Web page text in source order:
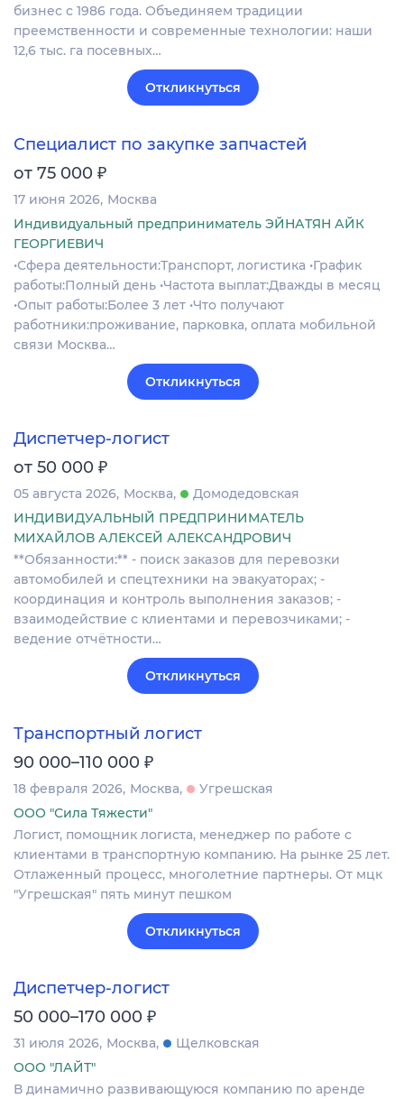
бизнес с 1986 года. Объединяем традиции
преемственности и современные технологии: наши
12,6 тыс. га посевных…
Откликнуться
Специалист по закупке запчастей
от 75 000 ₽
17 июня 2026 Москва
Индивидуальный предприниматель ЭЙНАТЯН АЙК
ГЕОРГИЕВИЧ
•Сфера деятельности:Транспорт, логистика •График
работы:Полный день •Частота выплат:Дважды в месяц
•Опыт работы:Более 3 лет •Что получают
работники:проживание, парковка, оплата мобильной
связи Москва…
Откликнуться
Диспетчер-логист
от 50 000 ₽
05 августа 2026 Москва
Домодедовская
ИНДИВИДУАЛЬНЫЙ ПРЕДПРИНИМАТЕЛЬ
МИХАЙЛОВ АЛЕКСЕЙ АЛЕКСАНДРОВИЧ
**Обязанности:** - поиск заказов для перевозки
автомобилей и спецтехники на эвакуаторах; -
координация и контроль выполнения заказов; -
взаимодействие с клиентами и перевозчиками; -
ведение отчётности…
Откликнуться
Транспортный логист
90 000–110 000 ₽
18 февраля 2026 Москва
Угрешская
ООО "Сила Тяжести"
Логист, помощник логиста, менеджер по работе с
клиентами в транспортную компанию. На рынке 25 лет.
Отлаженный процесс, многолетние партнеры. От мцк
"Угрешская" пять минут пешком
Откликнуться
Диспетчер-логист
50 000–170 000 ₽
31 июля 2026 Москва
Щелковская
ООО "ЛАЙТ"
В динамично развивающуюся компанию по аренде